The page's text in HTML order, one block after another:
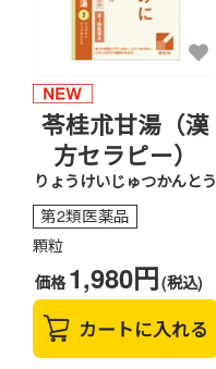
苓桂朮甘湯（漢
方セラピー）
りょうけいじゅつかんとう
第2類医薬品
顆粒
価格1,980円(税込)
カートに入れる